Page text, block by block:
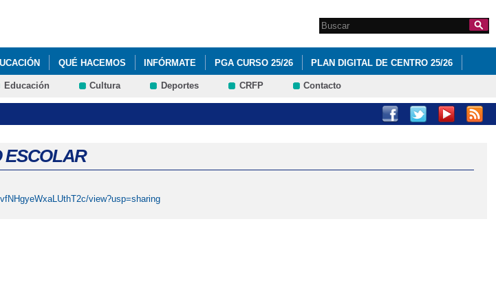
Formulario de
búsqueda
Search this site
QUÉ HACEMOS INFÓRMATE PGA CURSO 25/26 PLAN DIGITAL DE CENTRO 25/26
Educación Cultura Deportes CRFP Contacto
ESCOLAR
view?usp=sharing